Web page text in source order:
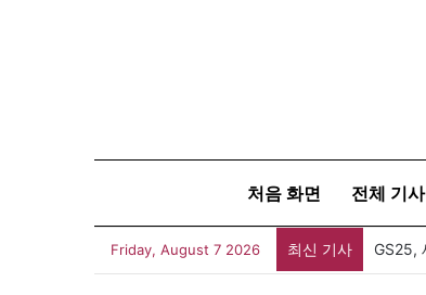
처음 화면 전체 기사
Friday, August 7 2026 최신 기사